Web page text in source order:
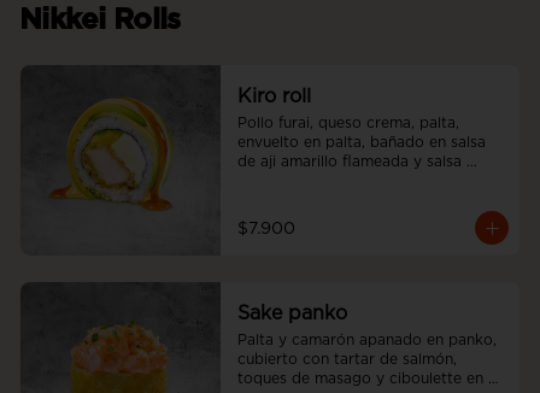
Nikkei Rolls
Kiro roll
Pollo furai, queso crema, palta,
envuelto en palta, bañado en salsa
de aji amarillo flameada y salsa
$7.900
Sake panko
Palta y camarón apanado en panko,
cubierto con tartar de salmón,
toques de masago y ciboulette en